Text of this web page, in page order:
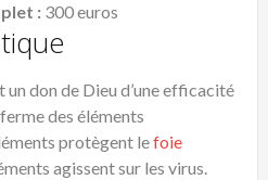
: 300 euros
don de Dieu d’une efficacité
des éléments
protègent lefoie
agissent sur les virus.